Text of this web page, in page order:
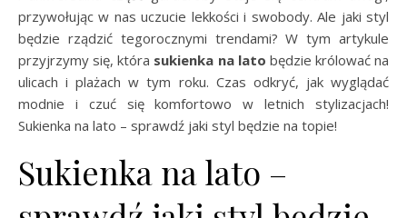
przywołując w nas uczucie lekkości i swobody. Ale jaki styl
będzie rządzić tegorocznymi trendami? W tym artykule
przyjrzymy się, która sukienka na lato będzie królować na
ulicach i plażach w tym roku. Czas odkryć, jak wyglądać
modnie i czuć się komfortowo w letnich stylizacjach!
Sukienka na lato – sprawdź jaki styl będzie na topie!
Sukienka na lato –